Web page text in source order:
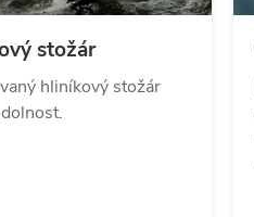
stožár
hliníkový stožár